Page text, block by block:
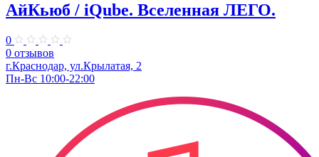
АйКьюб / iQube. Вселенная ЛЕГО.
0
0 отзывов
г.Краснодар, ул.Крылатая, 2
Пн-Вс 10:00-22:00